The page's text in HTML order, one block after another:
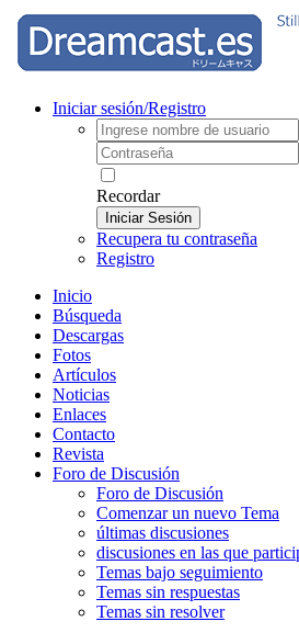
Iniciar sesión/Registro
Recordar
Iniciar Sesión
Recupera tu contraseña
Registro
Inicio
Búsqueda
Descargas
Fotos
Artículos
Noticias
Enlaces
Contacto
Revista
Foro de Discusión
Foro de Discusión
Comenzar un nuevo Tema
últimas discusiones
discusiones en las que
Temas bajo seguimiento
Temas sin respuestas
Temas sin resolver